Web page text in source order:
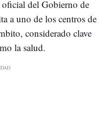
del Gobierno de
a uno de los centros de
considerado clave
la salud.